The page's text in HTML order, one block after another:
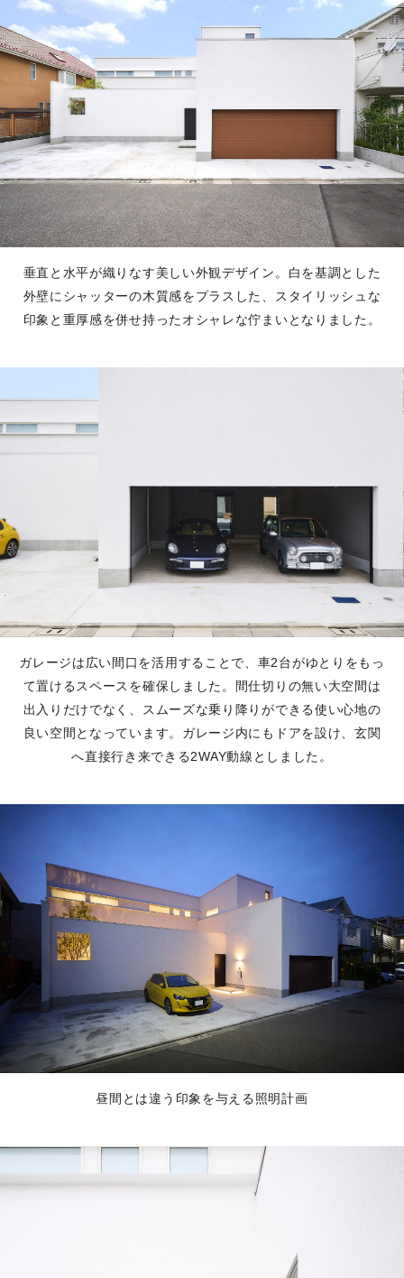
垂直と水平が織りなす美しい外観デザイン。白を基調とした
外壁にシャッターの木質感をプラスした、スタイリッシュな
印象と重厚感を併せ持ったオシャレな佇まいとなりました。
ガレージは広い間口を活用することで、車2台がゆとりをもっ
て置けるスペースを確保しました。間仕切りの無い大空間は
出入りだけでなく、スムーズな乗り降りができる使い心地の
良い空間となっています。ガレージ内にもドアを設け、玄関
へ直接行き来できる2WAY動線としました。
昼間とは違う印象を与える照明計画